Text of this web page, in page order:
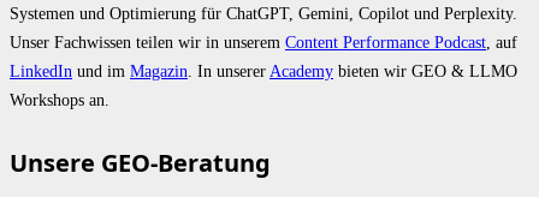
Systemen und Optimierung für ChatGPT, Gemini, Copilot und Perplexity.
Unser Fachwissen teilen wir in unserem Content Performance Podcast , auf
LinkedIn und im Magazin . In unserer Academy bieten wir GEO & LLMO
Workshops an.
Unsere GEO-Beratung